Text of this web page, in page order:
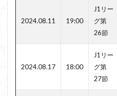
2024.08.11 19:00
J1リー
グ第
26節
2024.08.17 18:00
J1リー
グ第
27節